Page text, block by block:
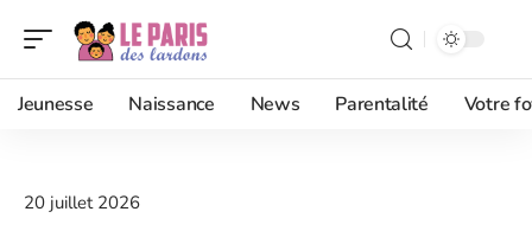
Jeunesse Naissance News Parentalité Votre
20 juillet 2026